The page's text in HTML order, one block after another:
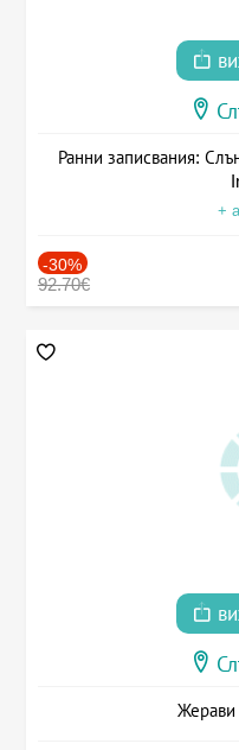
Ранни записвания:
+
-30%
92.70€
Жерави